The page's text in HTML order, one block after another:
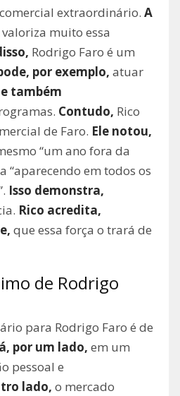
extraordinário. A
valoriza muito essa
Rodrigo Faro é um
por exemplo, atuar
também
Contudo, Rico
de Faro. Ele notou,
“um ano fora da
“aparecendo em todos os
Isso demonstra,
Rico acredita,
que essa força o trará de
de Rodrigo
para Rodrigo Faro é de
por um lado, em um
pessoal e
lado, o mercado